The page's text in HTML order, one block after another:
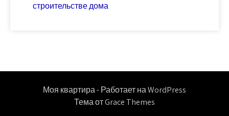
строительстве дома
Моя квартира - Работает на WordPress
Тема от Grace Themes